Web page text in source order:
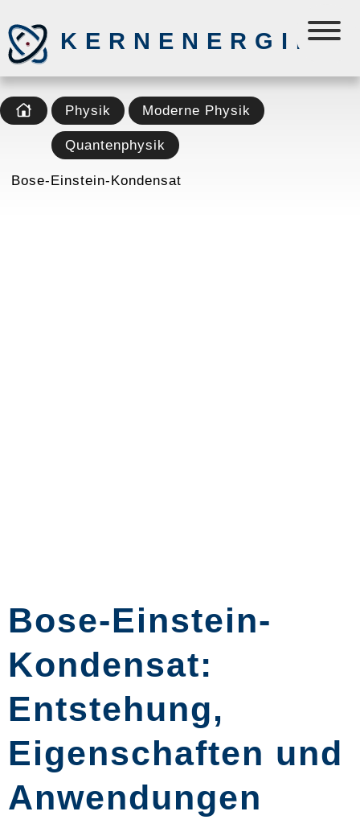
KERNENERGIE
Physik Moderne Physik
Quantenphysik
Bose-Einstein-Kondensat
Bose-Einstein-
Kondensat:
Entstehung,
Eigenschaften und
Anwendungen